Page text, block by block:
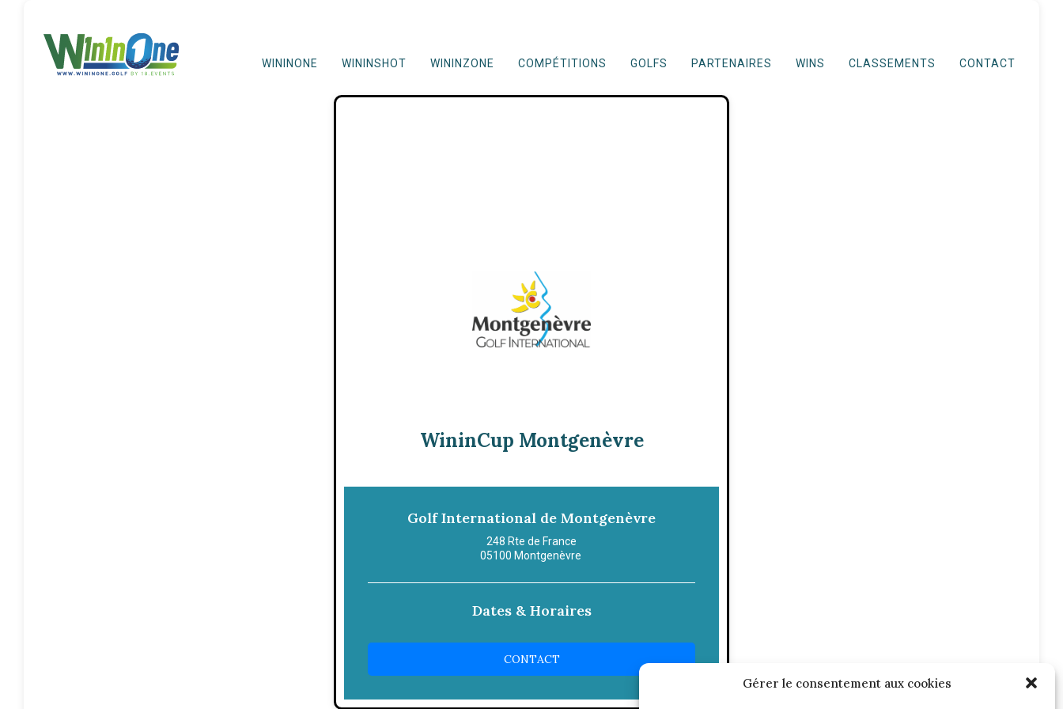
Gérer le consentement aux cookies
WININONE WININSHOT WININZONE COMPÉTITIONS GOLFS PARTENAIRES WINS CLASSEMENTS CONTACT
WininCup Montgenèvre
Golf International de Montgenèvre
248 Rte de France
05100 Montgenèvre
Dates & Horaires
CONTACT